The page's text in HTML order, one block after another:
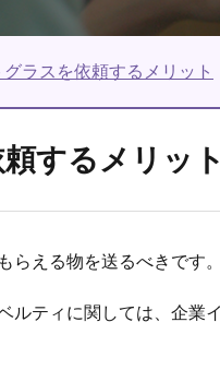
ラスを依頼するメリット
するメリット
らえる物を送るべきです。
ルティに関しては、企業